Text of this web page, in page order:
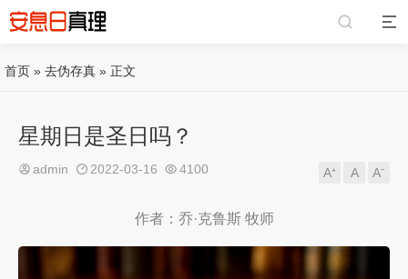
首页 » 去伪存真 » 正文
星期日是圣日吗？
admin 2022-03-16 4100 A⁺ A A⁻
作者：乔·克鲁斯 牧师